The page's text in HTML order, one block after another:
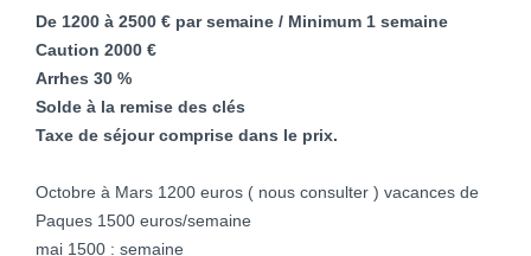
De 1200 à 2500 € par semaine / Minimum 1 semaine
Caution 2000 €
Arrhes 30 %
Solde à la remise des clés
Taxe de séjour comprise dans le prix.
Octobre à Mars 1200 euros ( nous consulter ) vacances de
Paques 1500 euros/semaine
mai 1500 : semaine